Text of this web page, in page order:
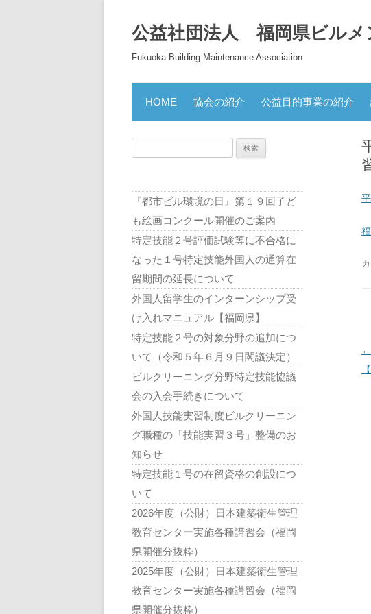
公益社団法人 福岡県ビルメ
Fukuoka Building Maintenance Association
HOME 協会の紹介 公益目的事業の紹介
投
稿
←
『都市ビル環境の日』第１９回子ど
も絵画コンクール開催のご案内
特定技能２号評価試験等に不合格に
なった１号特定技能外国人の通算在
留期間の延長について
外国人留学生のインターンシップ受
け入れマニュアル【福岡県】
特定技能２号の対象分野の追加につ
いて（令和５年６月９日閣議決定）
ビルクリーニング分野特定技能協議
会の入会手続きについて
外国人技能実習制度ビルクリーニン
グ職種の「技能実習３号」整備のお
知らせ
特定技能１号の在留資格の創設につ
いて
2026年度（公財）日本建築衛生管理
教育センター実施各種講習会（福岡
県開催分抜粋）
2025年度（公財）日本建築衛生管理
教育センター実施各種講習会（福岡
県開催分抜粋）